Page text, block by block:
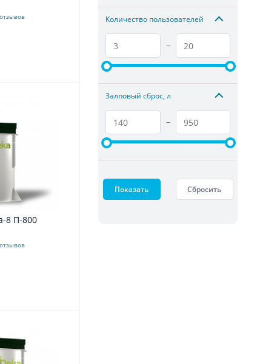
8 П-800
Количество пользователей
–
Залповый сброс, л
–
Показать Сбросить